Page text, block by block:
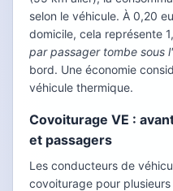
selon le véhicule. À 0,20
domicile, cela représente
par passager tombe sous
bord. Une économie
véhicule thermique.
Covoiturage VE :
et passagers
Les conducteurs de
covoiturage pour